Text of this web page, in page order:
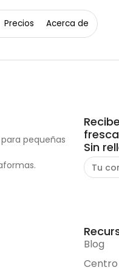
Precios Acerca de
pequeñas
Sin
Blog